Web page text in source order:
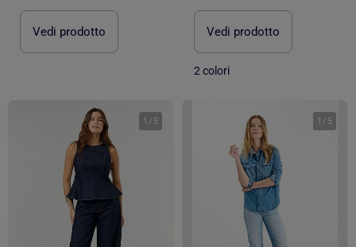
Vedi prodotto Vedi prodotto
2 colori
1 / 5 1 / 5